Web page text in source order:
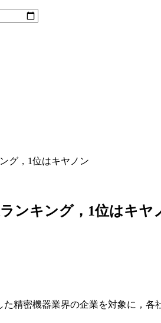
グ，1位はキヤノン
ンキング，1位はキヤ
精密機器業界の企業を対象に，